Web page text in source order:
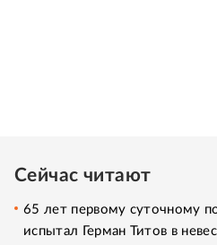
Сейчас читают
65 лет первому суточному
испытал Герман Титов в